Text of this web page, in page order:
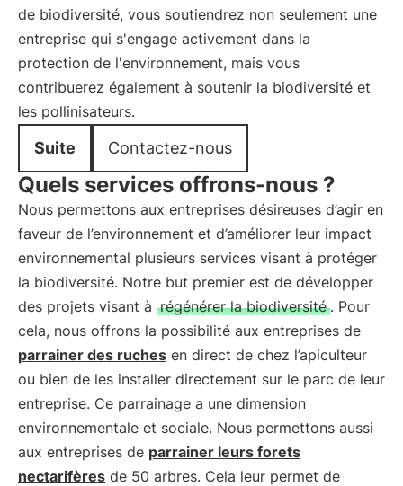
de biodiversité, vous soutiendrez non seulement une
entreprise qui s'engage activement dans la
protection de l'environnement, mais vous
contribuerez également à soutenir la biodiversité et
les pollinisateurs.
Suite Contactez-nous
Quels services offrons-nous ?
Nous permettons aux entreprises désireuses d’agir en
faveur de l’environnement et d’améliorer leur impact
environnemental plusieurs services visant à protéger
la biodiversité. Notre but premier est de développer
des projets visant à régénérer la biodiversité . Pour
cela, nous offrons la possibilité aux entreprises de
parrainer des ruches en direct de chez l’apiculteur
ou bien de les installer directement sur le parc de leur
entreprise. Ce parrainage a une dimension
environnementale et sociale. Nous permettons aussi
aux entreprises de parrainer leurs forets
nectarifères de 50 arbres. Cela leur permet de